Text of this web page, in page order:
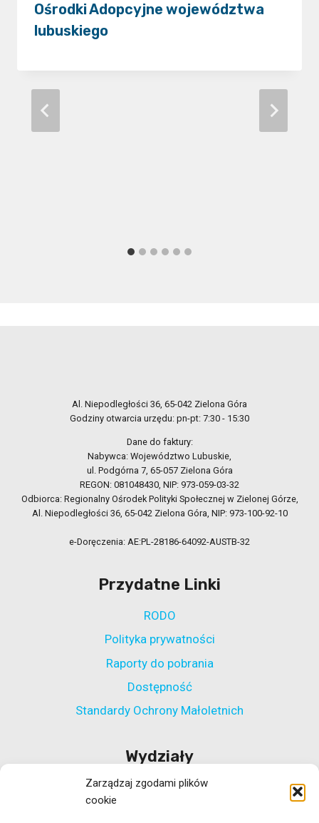
Zarządzaj zgodami plików
cookie
Ośrodki Adopcyjne województwa
lubuskiego
Al. Niepodległości 36, 65-042 Zielona Góra
Godziny otwarcia urzędu: pn-pt: 7:30 - 15:30
Dane do faktury:
Nabywca: Województwo Lubuskie,
ul. Podgórna 7, 65-057 Zielona Góra
REGON: 081048430, NIP: 973-059-03-32
Odbiorca: Regionalny Ośrodek Polityki Społecznej w Zielonej Górze,
Al. Niepodległości 36, 65-042 Zielona Góra, NIP: 973-100-92-10
e-Doręczenia: AE:PL-28186-64092-AUSTB-32
Przydatne Linki
RODO
Polityka prywatności
Raporty do pobrania
Dostępność
Standardy Ochrony Małoletnich
Wydziały
Wydział Polityki Społecznej
Wydział ds. Rehabilitacji Zawodowej i Społecznej